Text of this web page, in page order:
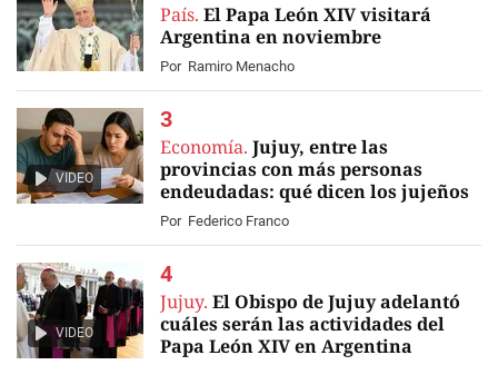
País. El Papa León XIV visitará
Argentina en noviembre
Por Ramiro Menacho
VIDEO
Economía. Jujuy, entre las
provincias con más personas
endeudadas: qué dicen los jujeños
Por Federico Franco
VIDEO
Jujuy. El Obispo de Jujuy adelantó
cuáles serán las actividades del
Papa León XIV en Argentina